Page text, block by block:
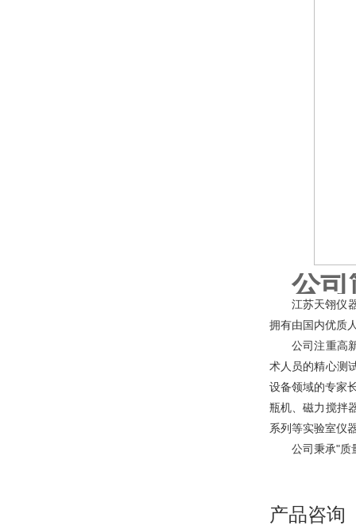
公司
江苏天翎仪
拥有由国内优质
公司注重高新
术人员的精心测
设备领域的专家
瓶机、磁力搅拌
系列等实验室仪
公司秉承"质量
产品咨询